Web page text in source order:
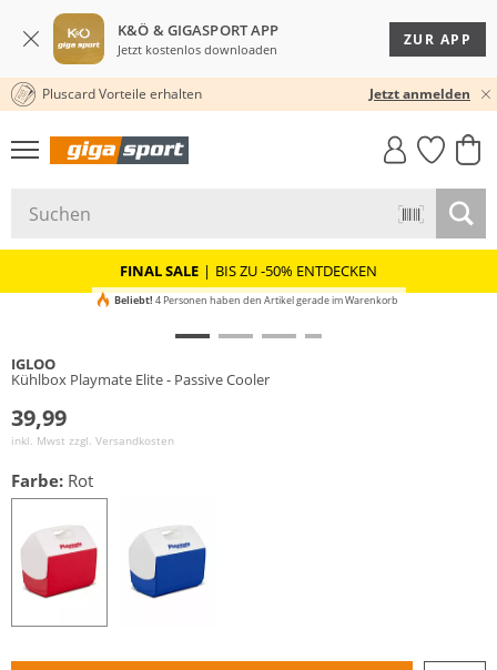
K&Ö & GIGASPORT APP
Jetzt kostenlos downloaden
ZUR APP
30 TAGE RÜCKGABERECHT
Pluscard Vorteile erhalten Jetzt anmelden
GIGASTYLE
FAHRRAD­
MUST-HAVE
FINAL SALE | BIS ZU -50% ENTDECKEN
Beliebt! 4 Personen haben den Artikel gerade im Warenkorb
IGLOO
Kühlbox Playmate Elite - Passive Cooler
39,99
inkl. Mwst zzgl. Versandkosten
Farbe: Rot